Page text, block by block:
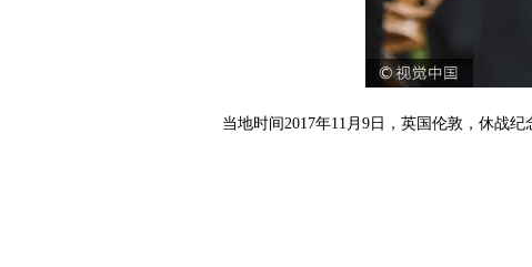
当地时间2017年11月9日，英国伦敦，休战纪